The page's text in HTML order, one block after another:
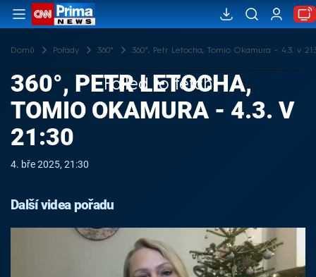
Domů Pořady 360° 360°, Petr Letocha, Tomio Okamura - 4.3. v
Failed to fetch
360°, PETR LETOCHA,
TOMIO OKAMURA - 4.3. V
21:30
4. bře 2025, 21:30
Další videa pořadu